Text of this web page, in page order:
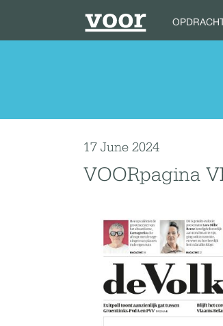
17 June 2024
VOORpagina